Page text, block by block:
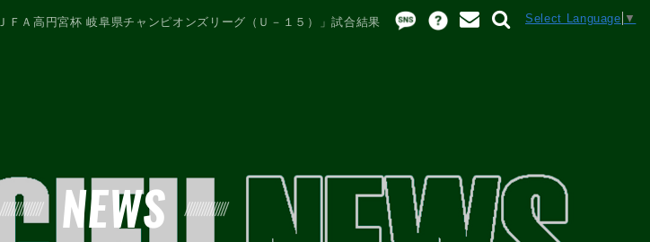
Select Language ▼
NEWS
Ａ高円宮杯 岐阜県チャンピオンズリーグ（Ｕ－１５）」試合結果